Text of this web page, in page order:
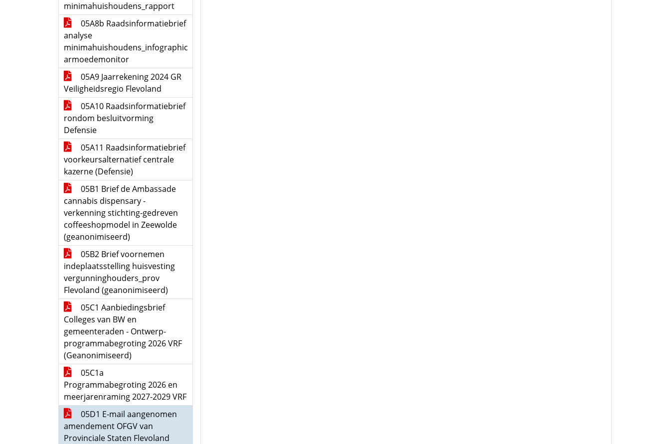
minimahuishoudens_rapport
05A8b Raadsinformatiebrief
analyse
minimahuishoudens_infographic
armoedemonitor
05A9 Jaarrekening 2024 GR
Veiligheidsregio Flevoland
05A10 Raadsinformatiebrief
rondom besluitvorming
Defensie
05A11 Raadsinformatiebrief
voorkeursalternatief centrale
kazerne (Defensie)
05B1 Brief de Ambassade
cannabis dispensary -
verkenning stichting-gedreven
coffeeshopmodel in Zeewolde
(geanonimiseerd)
05B2 Brief voornemen
indeplaatsstelling huisvesting
vergunninghouders_prov
Flevoland (geanonimiseerd)
05C1 Aanbiedingsbrief
Colleges van BW en
gemeenteraden - Ontwerp-
programmabegroting 2026 VRF
(Geanonimiseerd)
05C1a
Programmabegroting 2026 en
meerjarenraming 2027-2029 VRF
05D1 E-mail aangenomen
amendement OFGV van
Provinciale Staten Flevoland